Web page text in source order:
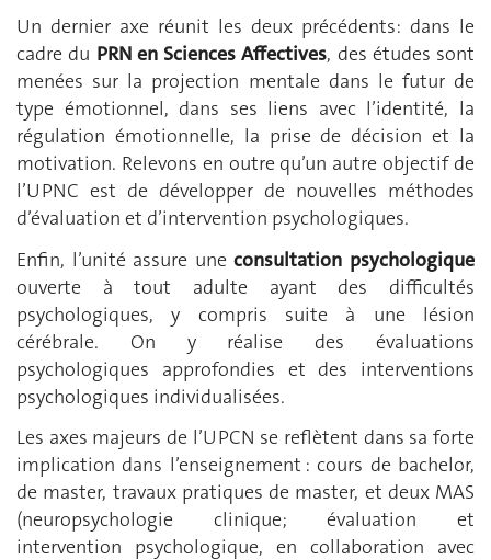
Un dernier axe réunit les deux précédents: dans le
cadre du PRN en Sciences Affectives, des études sont
menées sur la projection mentale dans le futur de
type émotionnel, dans ses liens avec l’identité, la
régulation émotionnelle, la prise de décision et la
motivation. Relevons en outre qu’un autre objectif de
l’UPNC est de développer de nouvelles méthodes
d’évaluation et d’intervention psychologiques.
Enfin, l’unité assure uneconsultation psychologique
ouverte à tout adulte ayant des difficultés
psychologiques, y compris suite à une lésion
cérébrale. On y réalise des évaluations
psychologiques approfondies et des interventions
psychologiques individualisées.
Les axes majeurs de l’UPCN se reflètent dans sa forte
implication dans l’enseignement : cours de bachelor,
de master, travaux pratiques de master, et deux MAS
(neuropsychologie clinique; évaluation et
intervention psychologique, en collaboration avec